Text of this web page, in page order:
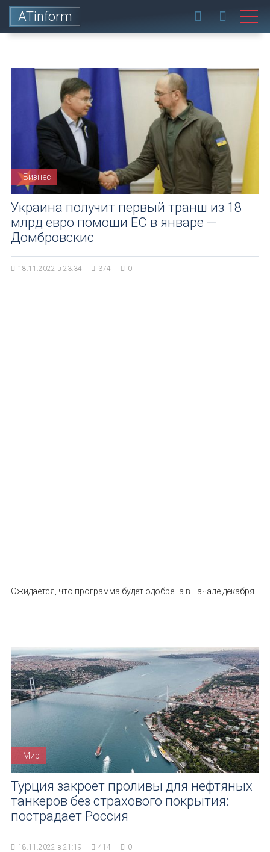
ATinform
Бизнес
Украина получит первый транш из 18
млрд евро помощи ЕС в январе —
Домбровскис
18.11.2022 в 23:34 374 0
Ожидается, что программа будет одобрена в начале декабря
Мир
Турция закроет проливы для нефтяных
танкеров без страхового покрытия:
пострадает Россия
18.11.2022 в 21:19 414 0